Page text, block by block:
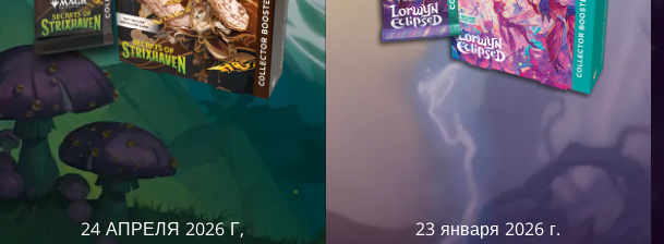
24 АПРЕЛЯ 2026 Г, 23 января 2026 г.